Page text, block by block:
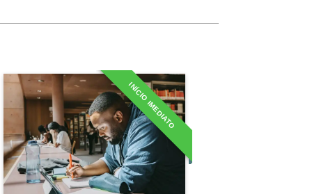
Horária
10h
10h
10h
INÍCIO IMEDIATO
Especialização em Escrita
Criativa
Detalhes do curso
Ir para Inscrição